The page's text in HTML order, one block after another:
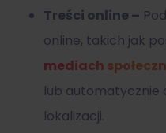
Treści online –
online, takich jak
mediach
lub automatycznie
lokalizacji.